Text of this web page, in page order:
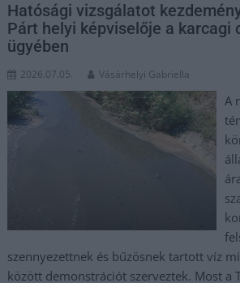
Hatósági vizsgálatot
Párt helyi képviselője a karcagi
ügyében
2026.07.05. Vásárhelyi Gabriella
A
szennyezettnek és bűzösnek tartott víz
között demonstrációt szerveztek. Most a